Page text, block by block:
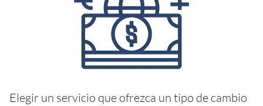
Elegir un servicio que ofrezca un tipo de cambio